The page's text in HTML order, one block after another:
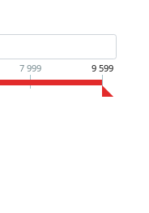
7 999 9 599